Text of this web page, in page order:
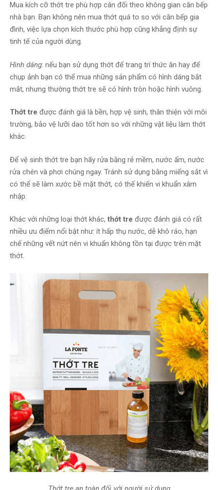
Mua kích cỡ thớt tre phù hợp cân đối theo không gian căn bếp
nhà bạn. Bạn không nên mua thớt quá to so với căn bếp gia
đình, việc lựa chọn kích thước phù hợp cũng khẳng định sự
tinh tế của người dùng.
Hình dáng: nếu bạn sử dụng thớt để trang trí thức ăn hay để
chụp ảnh bạn có thể mua những sản phẩm có hình dáng bắt
mắt, nhưng thường thớt tre sẽ có hình tròn hoặc hình vuông.
Thớt tre được đánh giá là bền, hợp vệ sinh, thân thiện với môi
trường, bảo vệ lưỡi dao tốt hơn so với những vật liệu làm thớt
khác.
Để vệ sinh thớt tre bạn hãy rửa bằng rẻ mềm, nước ấm, nước
rửa chén và phơi chúng ngay. Tránh sử dụng bằng miếng sắt vì
có thể sẽ làm xước bề mặt thớt, có thế khiến vi khuẩn xâm
nhập.
Khác với những loại thớt khác, thớt tre được đánh giá có rất
nhiều ưu điểm nổi bật như: ít hấp thụ nước, dễ khô ráo, hạn
chế những vết nứt nên vi khuẩn không tồn tại được trên mặt
thớt.